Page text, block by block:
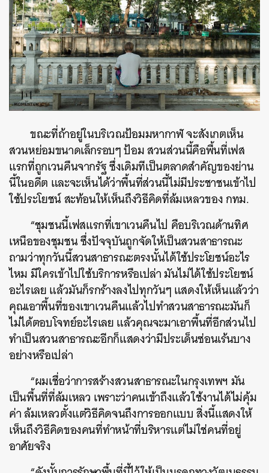
ขณะที่ถ้าอยู่ในบริเวณป้อมมหากาฬ จะสังเกตเห็น
สวนหย่อมขนาดเล็กรอบๆ ป้อม สวนส่วนนี้คือพื้นที่เฟส
แรกที่ถูกเวนคืนจากรัฐ ซึ่งเดิมทีเป็นตลาดสำคัญของย่าน
นี้ในอดีต และจะเห็นได้ว่าพื้นที่ส่วนนี้ไม่มีประชาชนเข้าไป
ใช้ประโยชน์ สะท้อนให้เห็นถึงวิธีคิดที่ล้มเหลวของ กทม.
“ชุมชนนี้เฟสแรกที่เขาเวนคืนไป คือบริเวณด้านทิศ
เหนือของชุมชน ซึ่งปัจจุบันถูกจัดให้เป็นสวนสาธารณะ
ถามว่าทุกวันนี้สวนสาธารณะตรงนั้นได้ใช้ประโยชน์อะไร
ไหม มีใครเข้าไปใช้บริการหรือเปล่า มันไม่ได้ใช้ประโยชน์
อะไรเลย แล้วมันก็รกร้างลงไปทุกวันๆ แสดงให้เห็นแล้วว่า
คุณเอาพื้นที่ของเขาเวนคืนแล้วไปทำสวนสาธารณะมันก็
ไม่ได้ตอบโจทย์อะไรเลย แล้วคุณจะมาเอาพื้นที่อีกส่วนไป
ทำเป็นสวนสาธารณะอีกก็แสดงว่ามีประเด็นซ่อนเร้นบาง
อย่างหรือเปล่า
“ผมเชื่อว่าการสร้างสวนสาธารณะในกรุงเทพฯ มัน
เป็นพื้นที่ที่ล้มเหลว เพราะว่าคนเข้าถึงแล้วใช้งานได้ไม่คุ้ม
ค่า ล้มเหลวตั้งแต่วิธีคิดจนถึงการออกแบบ สิ่งนี้แสดงให้
เห็นถึงวิธีคิดของคนที่ทำหน้าที่บริหารแต่ไม่ใช่คนที่อยู่
อาศัยจริง